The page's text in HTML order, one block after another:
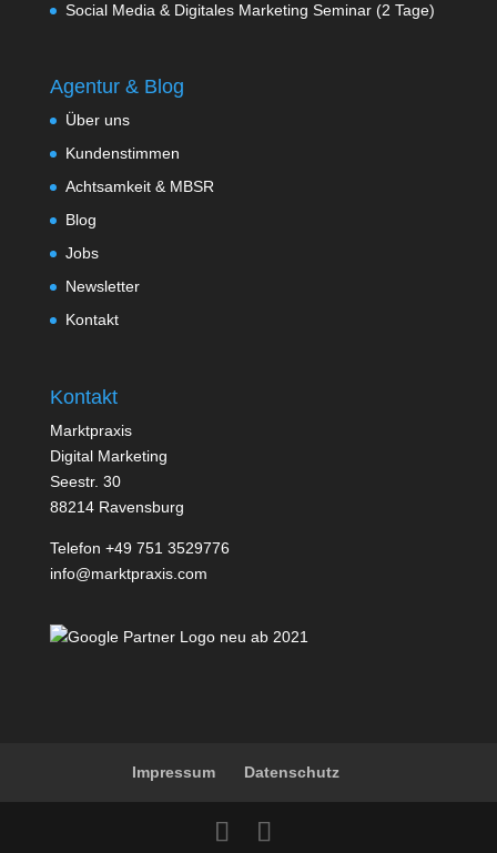
Social Media & Digitales Marketing Seminar (2 Tage)
Agentur & Blog
Über uns
Kundenstimmen
Achtsamkeit & MBSR
Blog
Jobs
Newsletter
Kontakt
Kontakt
Marktpraxis
Digital Marketing
Seestr. 30
88214 Ravensburg
Telefon +49 751 3529776
info@marktpraxis.com
Impressum Datenschutz